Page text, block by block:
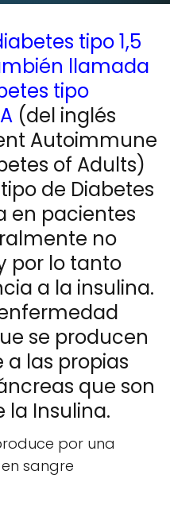
tipo 1,5
llamada
tipo
(del inglés
Autoimmune
of Adults)
de Diabetes
en pacientes
no
por lo tanto
a la insulina.
se producen
las propias
que son
la Insulina.
por una
sangre